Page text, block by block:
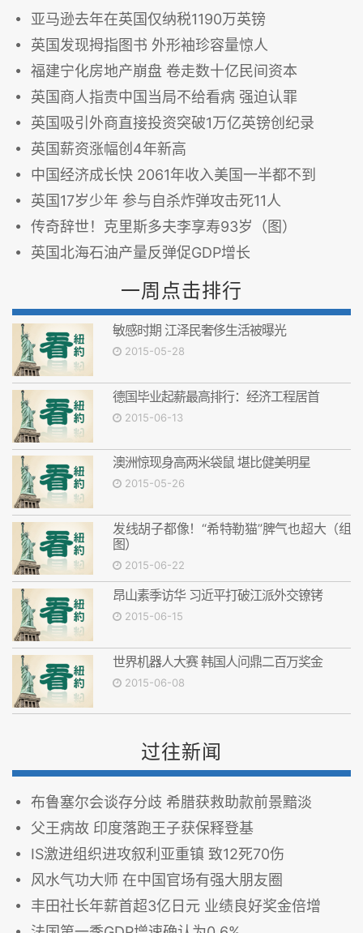
亚马逊去年在英国仅纳税1190万英镑
英国发现拇指图书 外形袖珍容量惊人
福建宁化房地产崩盘 卷走数十亿民间资本
英国商人指责中国当局不给看病 强迫认罪
英国吸引外商直接投资突破1万亿英镑创纪录
英国薪资涨幅创4年新高
中国经济成长快 2061年收入美国一半都不到
英国17岁少年 参与自杀炸弹攻击死11人
传奇辞世！克里斯多夫李享寿93岁（图）
英国北海石油产量反弹促GDP增长
一周点击排行
敏感时期 江泽民奢侈生活被曝光
2015-05-28
德国毕业起薪最高排行：经济工程居首
2015-06-13
澳洲惊现身高两米袋鼠 堪比健美明星
2015-05-26
发线胡子都像！“希特勒猫”脾气也超大（组
图）
2015-06-22
昂山素季访华 习近平打破江派外交镣铐
2015-06-15
世界机器人大赛 韩国人问鼎二百万奖金
2015-06-08
过往新闻
布鲁塞尔会谈存分歧 希腊获救助款前景黯淡
父王病故 印度落跑王子获保释登基
IS激进组织进攻叙利亚重镇 致12死70伤
风水气功大师 在中国官场有强大朋友圈
丰田社长年薪首超3亿日元 业绩良好奖金倍增